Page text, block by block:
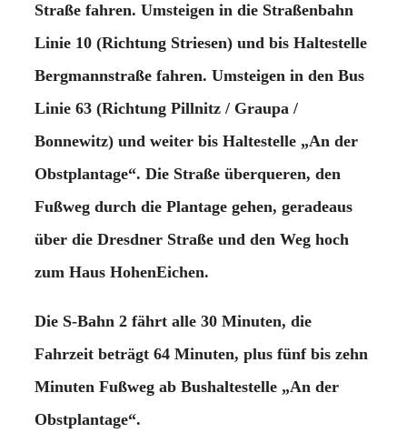
Straße fahren. Umsteigen in die Straßenbahn
Linie 10 (Richtung Striesen) und bis Haltestelle
Bergmannstraße fahren. Umsteigen in den Bus
Linie 63 (Richtung Pillnitz / Graupa /
Bonnewitz) und weiter bis Haltestelle „An der
Obstplantage“. Die Straße überqueren, den
Fußweg durch die Plantage gehen, geradeaus
über die Dresdner Straße und den Weg hoch
zum Haus HohenEichen.
Die S-Bahn 2 fährt alle 30 Minuten, die
Fahrzeit beträgt 64 Minuten, plus fünf bis zehn
Minuten Fußweg ab Bushaltestelle „An der
Obstplantage“.